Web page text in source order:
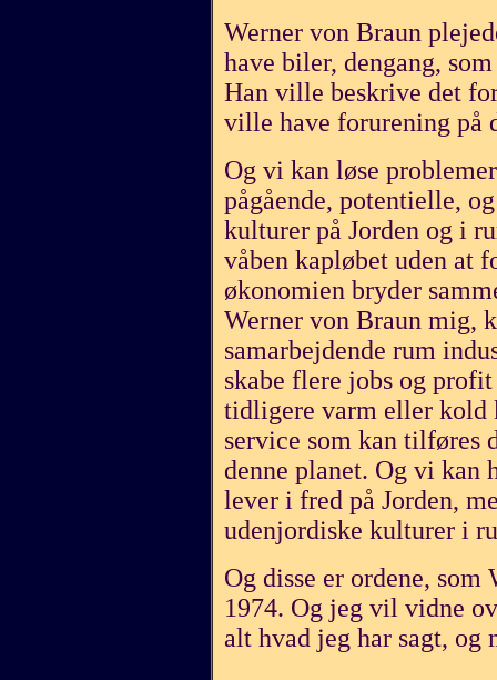
Werner von Braun
have biler, dengang,
Han ville beskrive det
ville have forurening på
Og vi kan løse
pågående, potentielle,
kulturer på Jorden og i
våben kapløbet uden at
økonomien bryder
Werner von Braun mig,
samarbejdende rum
skabe flere jobs og
tidligere varm eller kold
service som kan tilføres
denne planet. Og vi kan
lever i fred på Jorden,
udenjordiske kulturer i
Og disse er ordene,
1974. Og jeg vil vidne
alt hvad jeg har sagt, og